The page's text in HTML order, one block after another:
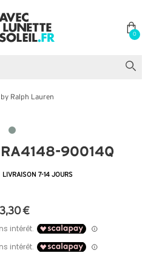
0
90014Q
LIVRAISON 7-14 JOURS
€